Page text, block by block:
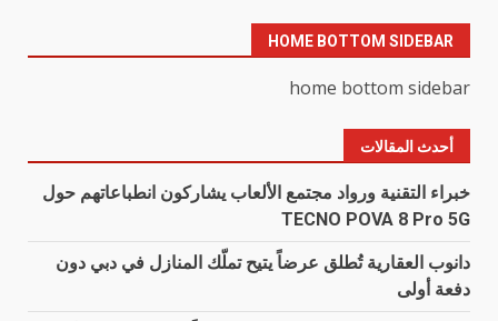
HOME BOTTOM SIDEBAR
home bottom sidebar
أحدث المقالات
خبراء التقنية ورواد مجتمع الألعاب يشاركون انطباعاتهم حول
TECNO POVA 8 Pro 5G
دانوب العقارية تُطلق عرضاً يتيح تملّك المنازل في دبي دون
دفعة أولى